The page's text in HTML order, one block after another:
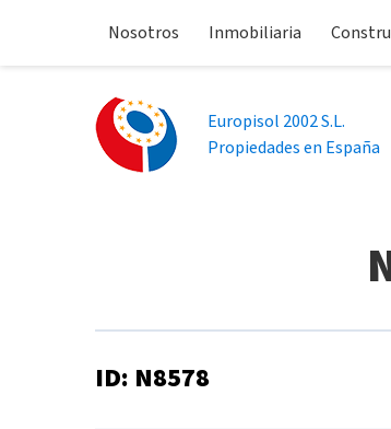
Nosotros Inmobiliaria
Europisol 2002 S.L.
Propiedades en España
ID: N8578